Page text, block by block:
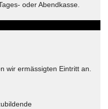
oder Abendkasse.
wir ermässigten Eintritt an.